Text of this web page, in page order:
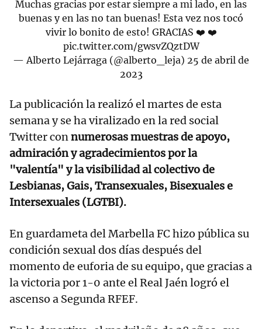
Muchas gracias por estar siempre a mi lado, en las
buenas y en las no tan buenas! Esta vez nos tocó
vivir lo bonito de esto! GRACIAS ❤️ ❤️
pic.twitter.com/gwsvZQztDW
— Alberto Lejárraga (@alberto_leja) 25 de abril de
2023
La publicación la realizó el martes de esta
semana y se ha viralizado en la red social
Twitter connumerosas muestras de apoyo,
admiración y agradecimientos por la
"valentía" y la visibilidad al colectivo de
Lesbianas, Gais, Transexuales, Bisexuales e
Intersexuales (LGTBI).
En guardameta del Marbella FC hizo pública su
condición sexual dos días después del
momento de euforia de su equipo, que gracias a
la victoria por 1-0 ante el Real Jaén logró el
ascenso a Segunda RFEF.